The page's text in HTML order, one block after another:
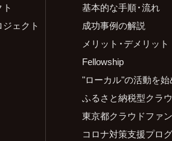
ェクト
基本的な手順・流れ
成功事例の解説
メリット・デメリット
Fellowship
"ローカル"の活動を始
ふるさと納税型クラ
東京都クラウドファ
コロナ対策支援プロ